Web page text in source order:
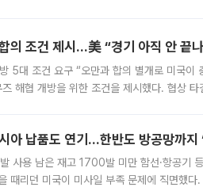
의 조건 제시…美 “경기 아직 안 끝
5대 조건 요구 “오만과 합의 별개로 미국이
해협 개방을 위한 조건을 제시했다. 협상
아 납품도 연기…한반도 방공망까지
사용 남은 재고 1700발 미만 함선·항공기 등
때리던 미국이 미사일 부족 문제에 직면했